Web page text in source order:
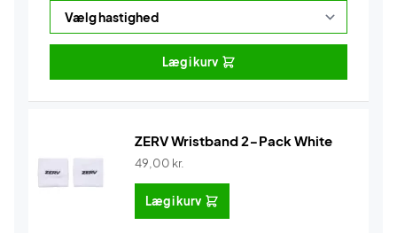
Læg i kurv
ZERV Wristband 2-Pack White
49,00 kr.
Læg i kurv